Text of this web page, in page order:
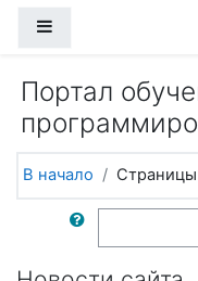
Портал
В начало Страницы
Поиск по